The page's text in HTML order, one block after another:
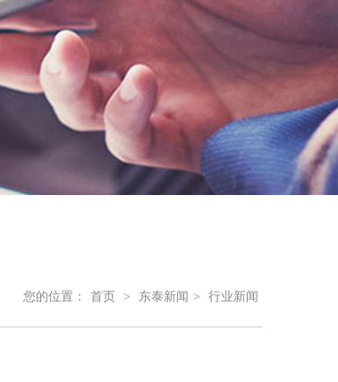
您的位置： 首页 > 东泰新闻 > 行业新闻